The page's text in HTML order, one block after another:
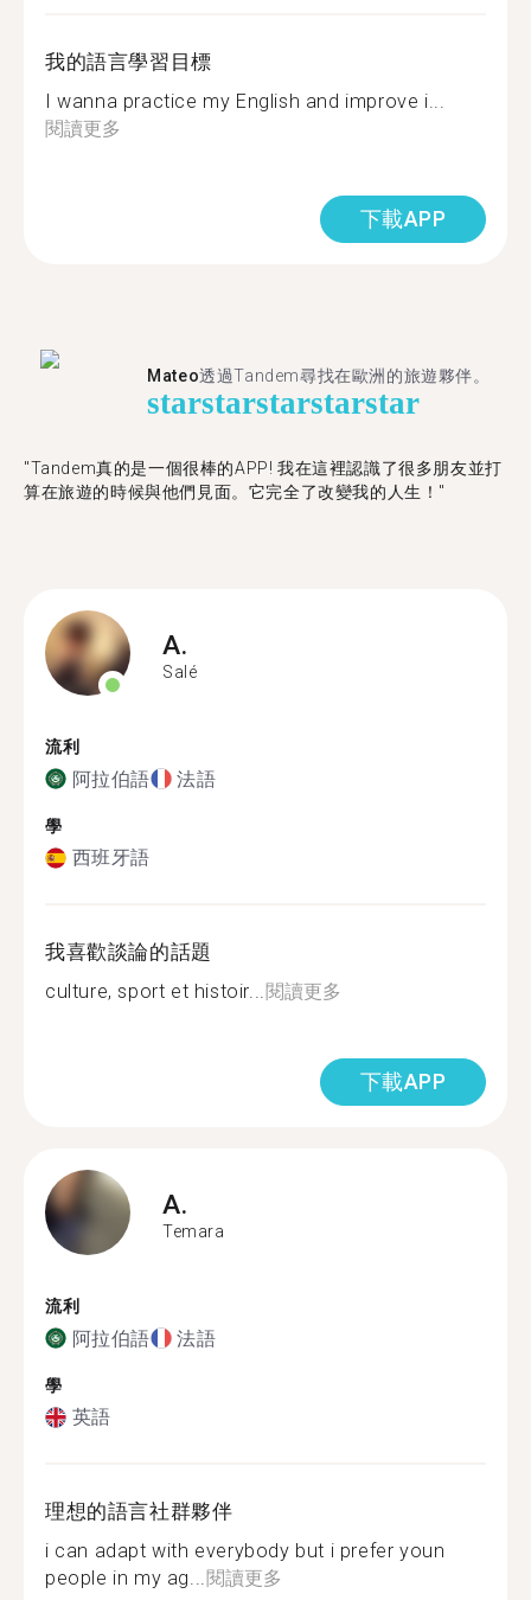
我的語言學習目標
I wanna practice my English and improve i...
閱讀更多
下載APP
Mateo透過Tandem尋找在歐洲的旅遊夥伴。
starstarstarstarstar
"Tandem真的是一個很棒的APP! 我在這裡認識了很多朋友並打
算在旅遊的時候與他們見面。它完全了改變我的人生！"
A.
Salé
流利
阿拉伯語 法語
學
西班牙語
我喜歡談論的話題
culture, sport et histoir...閱讀更多
下載APP
A.
Temara
流利
阿拉伯語 法語
學
英語
理想的語言社群夥伴
i can adapt with everybody but i prefer youn
people in my ag...閱讀更多